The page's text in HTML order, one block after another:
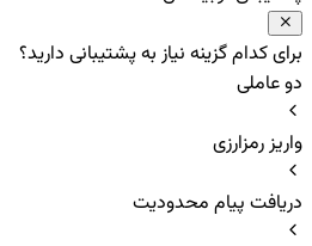
برای کدام گزینه نیاز به پشتیبانی دارید؟
دو عاملی
واریز رمزارزی
دریافت پیام محدودیت